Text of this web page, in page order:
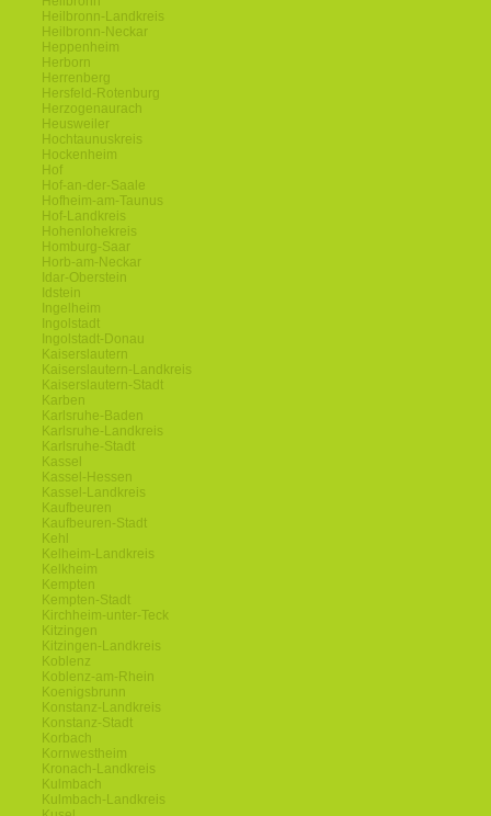
Heilbronn-Landkreis
Heilbronn-Neckar
Heppenheim
Herborn
Herrenberg
Hersfeld-Rotenburg
Herzogenaurach
Heusweiler
Hochtaunuskreis
Hockenheim
Hof
Hof-an-der-Saale
Hofheim-am-Taunus
Hof-Landkreis
Hohenlohekreis
Homburg-Saar
Horb-am-Neckar
Idar-Oberstein
Idstein
Ingelheim
Ingolstadt
Ingolstadt-Donau
Kaiserslautern
Kaiserslautern-Landkreis
Kaiserslautern-Stadt
Karben
Karlsruhe-Baden
Karlsruhe-Landkreis
Karlsruhe-Stadt
Kassel
Kassel-Hessen
Kassel-Landkreis
Kaufbeuren
Kaufbeuren-Stadt
Kehl
Kelheim-Landkreis
Kelkheim
Kempten
Kempten-Stadt
Kirchheim-unter-Teck
Kitzingen
Kitzingen-Landkreis
Koblenz
Koblenz-am-Rhein
Koenigsbrunn
Konstanz-Landkreis
Konstanz-Stadt
Korbach
Kornwestheim
Kronach-Landkreis
Kulmbach
Kulmbach-Landkreis